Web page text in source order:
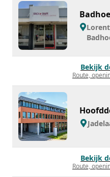
Bekijk
Route,
Bekijk
Route,